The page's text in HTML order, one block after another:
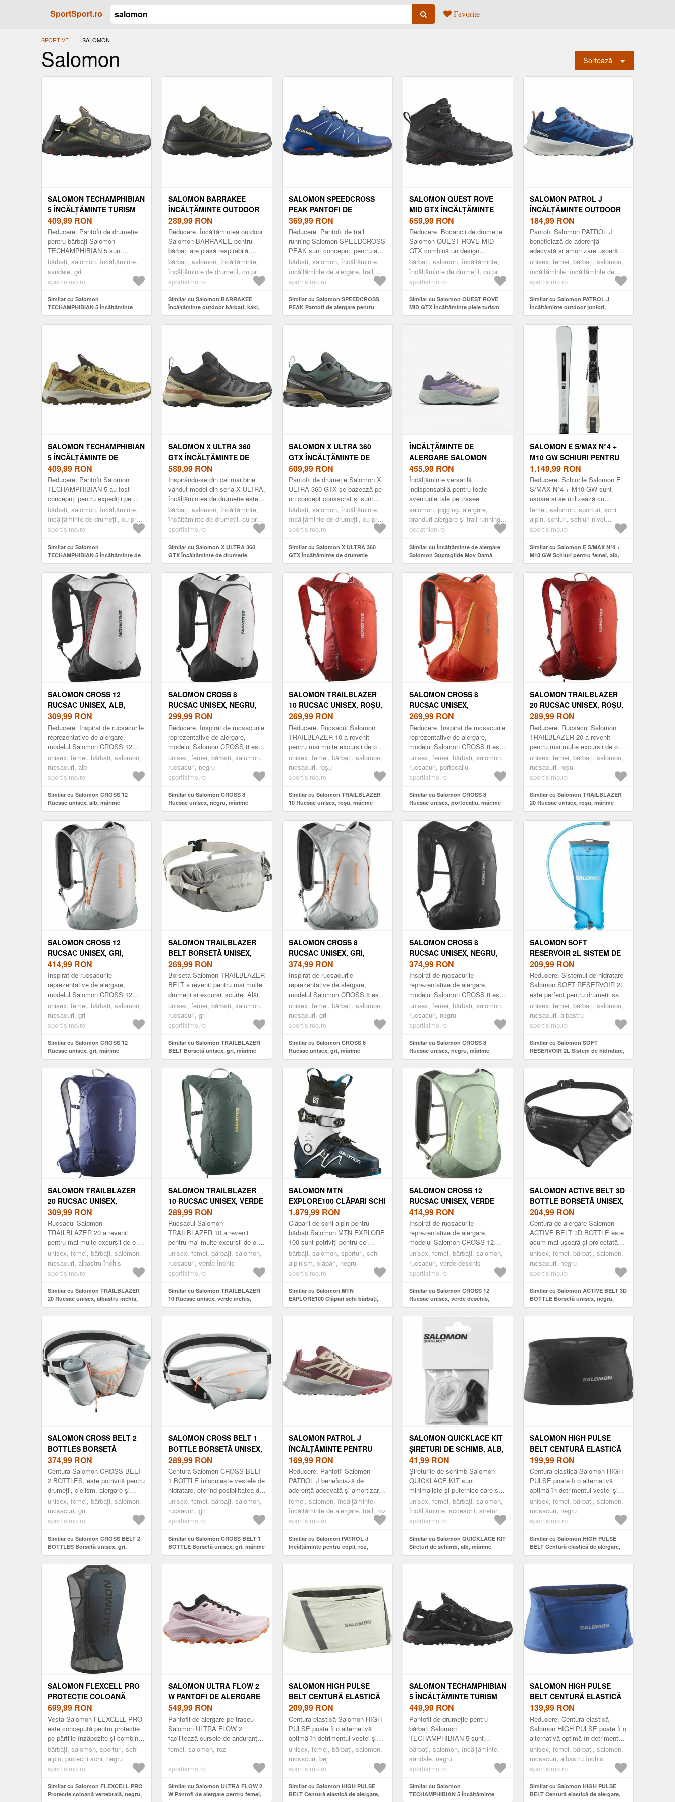
SportSport.ro Favorite
SPORTIVE ACTUAL:
SALOMON
Salomon Sortează
SALOMON TECHAMPHIBIAN
5 ÎNCĂLȚĂMINTE TURISM
BĂRBAȚI, GRI, MĂRIME 42
2/3
409,99 RON
Reducere. Pantofii de drumeție
pentru bărbați Salomon
TECHAMPHIBIAN 5 sunt
concepuți pentru expediții pe
teren umed și necunoscut. Au un
vârf întărit și o co...
bărbați, salomon, încălțăminte,
sandale, gri
sportisimo.ro
Similar cu Salomon
TECHAMPHIBIAN 5 Încălțăminte
turism bărbați, gri, mărime 42 2/3
SALOMON BARRAKEE
ÎNCĂLȚĂMINTE OUTDOOR
BĂRBAȚI, KAKI, MĂRIME 46
289,99 RON
Reducere. Încălțămintea outdoor
Salomon BARRAKEE pentru
bărbați are plasă respirabilă,
talpă exterioară aderentă
Contagrip® și tehnologie Sensifit
pentru un ...
bărbați, salomon, încălțăminte,
încălțăminte de drumeții, cu profil
redus (ghete), kaki
sportisimo.ro
Similar cu Salomon BARRAKEE
Încălțăminte outdoor bărbați, kaki,
mărime 46
SALOMON SPEEDCROSS
PEAK PANTOFI DE
ALERGARE PENTRU
BĂRBAȚI, ALBASTRU,
MĂRIME 41 1/3
369,99 RON
Reducere. Pantofii de trail
running Salomon SPEEDCROSS
PEAK sunt concepuți pentru a
proteja picioarele, indiferent de
distanță sau ritm: construcție
SensiFit...
bărbați, salomon, încălțăminte,
încălțăminte de alergare, trail,
albastru
sportisimo.ro
Similar cu Salomon SPEEDCROSS
PEAK Pantofi de alergare pentru
bărbați, albastru, mărime 41 1/3
SALOMON QUEST ROVE
MID GTX ÎNCĂLȚĂMINTE
PIELE TURISM BĂRBAȚI,
NEGRU, MĂRIME 44
659,99 RON
Reducere. Bocancii de drumeție
Salomon QUEST ROVE MID
GTX combină un design
atemporal și caracteristici
avansate. Partea superioară este
confecționată din pi...
bărbați, salomon, încălțăminte,
încălțăminte de drumeții, cu profil
înalt (bocanci), negru
sportisimo.ro
Similar cu Salomon QUEST ROVE
MID GTX Încălțăminte piele turism
bărbați, negru, mărime 44
SALOMON PATROL J
ÎNCĂLȚĂMINTE OUTDOOR
JUNIORI, ALBASTRU
ÎNCHIS, MĂRIME
184,99 RON
Pantofii Salomon PATROL J
beneficiază de aderență
adecvată și amortizare ușoară
care garantează siguranță și
confort. Sunt ideali pe terenuri de
jo...
unisex, femei, bărbați, salomon,
încălțăminte, încălțăminte de
drumeții, cu profil redus (ghete),
sportisimo.ro
Similar cu Salomon PATROL J
Încălțăminte outdoor juniori,
albastru închis, mărime
SALOMON TECHAMPHIBIAN
5 ÎNCĂLȚĂMINTE DE
DRUMEȚIE PENTRU
BĂRBAȚI, AURIU, MĂRIME
42 2/3
409,99 RON
Reducere. Pantofii Salomon
TECHAMPHIBIAN 5 au fost
concepuți pentru expediții pe
terenuri umede și necunoscute,
dispun de vârf întărit și structură
complet c...
bărbați, salomon, încălțăminte,
încălțăminte de drumeții, cu profil
redus (ghete), auriu
sportisimo.ro
Similar cu Salomon
TECHAMPHIBIAN 5 Încălțăminte de
drumeție pentru bărbați, auriu,
mărime 42 2/3
SALOMON X ULTRA 360
GTX ÎNCĂLȚĂMINTE DE
DRUMEȚIE PENTRU
BĂRBAȚI, GRI ÎNCHIS,
MĂRIME 46
589,99 RON
Inspirându-se din cel mai bine
vândut model din seria X ULTRA,
încălțămintea de drumeție este
alegerea potrivită pentru
pasionații de activități în...
bărbați, salomon, încălțăminte,
încălțăminte de drumeții, cu profil
redus (ghete), gri închis
sportisimo.ro
Similar cu Salomon X ULTRA 360
GTX Încălțăminte de drumeție
pentru bărbați, gri închis, mărime 46
SALOMON X ULTRA 360
GTX ÎNCĂLȚĂMINTE DE
DRUMEȚIE PENTRU
BĂRBAȚI, VERDE ÎNCHIS,
MĂRIME 44 2/3
609,99 RON
Pantofii de drumeție Salomon X
ULTRA 360 GTX se bazează pe
un concept consacrat și sunt
concepuți pentru distanțe lungi.
Continuă tradiția iconicul...
bărbați, salomon, încălțăminte,
încălțăminte de drumeții, cu profil
redus (ghete), verde închis
sportisimo.ro
Similar cu Salomon X ULTRA 360
GTX Încălțăminte de drumeție
pentru bărbați, verde închis, mărime
44 2/3
ÎNCĂLȚĂMINTE DE
ALERGARE SALOMON
SUPRAGLIDE MOV DAMĂ
455,99 RON
Încălțăminte versatilă
indispensabilă pentru toate
aventurile tale pe trasee.
salomon, jogging, alergare,
branduri alergare și trail running,
salomon
decathlon.ro
Similar cu Încălțăminte de alergare
Salomon Supraglide Mov Damă
SALOMON E S/MAX N°4 +
M10 GW SCHIURI PENTRU
FEMEI, ALB, MĂRIME
1.149,99 RON
Reducere. Schiurile Salomon E
S/MAX N°4 + M10 GW sunt
ușoare și se utilizează cu
ușurință, având o construcție
monococă care se inspiră din
populara serie S/...
femei, salomon, sporturi, schi
alpin, schiuri, schiuri nivel
recreațional, alb
sportisimo.ro
Similar cu Salomon E S/MAX N°4 +
M10 GW Schiuri pentru femei, alb,
mărime
SALOMON CROSS 12
RUCSAC UNISEX, ALB,
MĂRIME
309,99 RON
Reducere. Inspirat de rucsacurile
reprezentative de alergare,
modelul Salomon CROSS 12
este ideal pentru a transporta
toate lucrurile esențiale în timpul
ale...
unisex, femei, bărbați, salomon,
rucsacuri, alb
sportisimo.ro
Similar cu Salomon CROSS 12
Rucsac unisex, alb, mărime
SALOMON CROSS 8
RUCSAC UNISEX, NEGRU,
MĂRIME
299,99 RON
Reducere. Inspirat de rucsacurile
reprezentative de alergare,
modelul Salomon CROSS 8 este
ideal pentru a transporta toate
lucrurile esențiale în timpul aler...
unisex, femei, bărbați, salomon,
rucsacuri, negru
sportisimo.ro
Similar cu Salomon CROSS 8
Rucsac unisex, negru, mărime
SALOMON TRAILBLAZER
10 RUCSAC UNISEX, ROȘU,
MĂRIME
269,99 RON
Reducere. Rucsacul Salomon
TRAILBLAZER 10 a revenit
pentru mai multe excursii de o zi
și explorarea orașelor. Curele și
panoul de spate au fost
îmbunătățite ...
unisex, femei, bărbați, salomon,
rucsacuri, roșu
sportisimo.ro
Similar cu Salomon TRAILBLAZER
10 Rucsac unisex, roșu, mărime
SALOMON CROSS 8
RUCSAC UNISEX,
PORTOCALIU, MĂRIME
269,99 RON
Reducere. Inspirat de rucsacurile
reprezentative de alergare,
modelul Salomon CROSS 8 este
ideal pentru a transporta toate
lucrurile esențiale în timpul aler...
unisex, femei, bărbați, salomon,
rucsacuri, portocaliu
sportisimo.ro
Similar cu Salomon CROSS 8
Rucsac unisex, portocaliu, mărime
SALOMON TRAILBLAZER
20 RUCSAC UNISEX, ROȘU,
MĂRIME
289,99 RON
Reducere. Rucsacul Salomon
TRAILBLAZER 20 a revenit
pentru mai multe excursii de o zi
și explorarea orașelor. Curele și
panoul de spate au fost
îmbunătățite ...
unisex, femei, bărbați, salomon,
rucsacuri, roșu
sportisimo.ro
Similar cu Salomon TRAILBLAZER
20 Rucsac unisex, roșu, mărime
SALOMON CROSS 12
RUCSAC UNISEX, GRI,
MĂRIME
414,99 RON
Inspirat de rucsacurile
reprezentative de alergare,
modelul Salomon CROSS 12
este ideal pentru a transporta
toate lucrurile esențiale în timpul
ale...
unisex, femei, bărbați, salomon,
rucsacuri, gri
sportisimo.ro
Similar cu Salomon CROSS 12
Rucsac unisex, gri, mărime
SALOMON TRAILBLAZER
BELT BORSETĂ UNISEX,
GRI, MĂRIME
269,99 RON
Borseta Salomon TRAILBLAZER
BELT a revenit pentru mai multe
drumeții și excursii scurte. Alături
de catarama și sistemul de
reglare ușor de utiliza...
unisex, femei, bărbați, salomon,
rucsacuri, gri
sportisimo.ro
Similar cu Salomon TRAILBLAZER
BELT Borsetă unisex, gri, mărime
SALOMON CROSS 8
RUCSAC UNISEX, GRI,
MĂRIME
374,99 RON
Inspirat de rucsacurile
reprezentative de alergare,
modelul Salomon CROSS 8 este
ideal pentru a transporta toate
lucrurile esențiale în timpul aler...
unisex, femei, bărbați, salomon,
rucsacuri, gri
sportisimo.ro
Similar cu Salomon CROSS 8
Rucsac unisex, gri, mărime
SALOMON CROSS 8
RUCSAC UNISEX, NEGRU,
MĂRIME
374,99 RON
Inspirat de rucsacurile
reprezentative de alergare,
modelul Salomon CROSS 8 este
ideal pentru a transporta toate
lucrurile esențiale în timpul aler...
unisex, femei, bărbați, salomon,
rucsacuri, negru
sportisimo.ro
Similar cu Salomon CROSS 8
Rucsac unisex, negru, mărime
SALOMON SOFT
RESERVOIR 2L SISTEM DE
HIDRATARE, ALBASTRU,
MĂRIME
209,99 RON
Reducere. Sistemul de hidratare
Salomon SOFT RESERVOIR 2L
este perfect pentru drumeții sau
ciclism. Va menține hidratarea și
energia în mișcare și se
micșore...
unisex, femei, bărbați, salomon,
rucsacuri, albastru
sportisimo.ro
Similar cu Salomon SOFT
RESERVOIR 2L Sistem de hidratare,
albastru, mărime
SALOMON TRAILBLAZER
20 RUCSAC UNISEX,
ALBASTRU ÎNCHIS, MĂRIME
309,99 RON
Rucsacul Salomon
TRAILBLAZER 20 a revenit
pentru mai multe excursii de o zi
și explorarea orașelor. Curele și
panoul de spate au fost
îmbunătățite ...
unisex, femei, bărbați, salomon,
rucsacuri, albastru închis
sportisimo.ro
Similar cu Salomon TRAILBLAZER
20 Rucsac unisex, albastru închis,
mărime
SALOMON TRAILBLAZER
10 RUCSAC UNISEX, VERDE
ÎNCHIS, MĂRIME
289,99 RON
Rucsacul Salomon
TRAILBLAZER 10 a revenit
pentru mai multe excursii de o zi
și explorarea orașelor. Curele și
panoul de spate au fost
îmbunătățite ...
unisex, femei, bărbați, salomon,
rucsacuri, verde închis
sportisimo.ro
Similar cu Salomon TRAILBLAZER
10 Rucsac unisex, verde închis,
mărime
SALOMON MTN
EXPLORE100 CLĂPARI SCHI
BĂRBAȚI, NEGRU, MĂRIME
1.879,99 RON
Clăparii de schi alpin pentru
bărbați Salomon MTN EXPLORE
100 sunt potriviți pentru cei
pasionați de aventurile montane.
Carâmbulclăparului are o m...
bărbați, salomon, sporturi, schi
alpinism, clăpari, negru
sportisimo.ro
Similar cu Salomon MTN
EXPLORE100 Clăpari schi bărbați,
negru, mărime
SALOMON CROSS 12
RUCSAC UNISEX, VERDE
DESCHIS, MĂRIME
414,99 RON
Inspirat de rucsacurile
reprezentative de alergare,
modelul Salomon CROSS 12
este ideal pentru a transporta
toate lucrurile esențiale în timpul
ale...
unisex, femei, bărbați, salomon,
rucsacuri, verde deschis
sportisimo.ro
Similar cu Salomon CROSS 12
Rucsac unisex, verde deschis,
mărime
SALOMON ACTIVE BELT 3D
BOTTLE BORSETĂ UNISEX,
NEGRU, MĂRIME
204,99 RON
Centura de alergare Salomon
ACTIVE BELT 3D BOTTLE este
acum mai ușoară și proiectată
pentru a se potrivi perfect și a se
mișca cât mai puțin. Dator...
unisex, femei, bărbați, salomon,
rucsacuri, negru
sportisimo.ro
Similar cu Salomon ACTIVE BELT 3D
BOTTLE Borsetă unisex, negru,
mărime
SALOMON CROSS BELT 2
BOTTLES BORSETĂ
UNISEX, GRI, MĂRIME
374,99 RON
Centura Salomon CROSS BELT
2 BOTTLES, este potrivită pentru
drumeții, ciclism, alergare și
plimbări în natură, înlocuind cu
succes vesta de alergar...
unisex, femei, bărbați, salomon,
rucsacuri, gri
sportisimo.ro
Similar cu Salomon CROSS BELT 2
BOTTLES Borsetă unisex, gri,
mărime
SALOMON CROSS BELT 1
BOTTLE BORSETĂ UNISEX,
GRI, MĂRIME
289,99 RON
Centura Salomon CROSS BELT
1 BOTTLE înlocuiește vestele de
hidratare, oferind posibilitatea de
a transporta tot necesarul în jurul
taliei, pentru u...
unisex, femei, bărbați, salomon,
rucsacuri, gri
sportisimo.ro
Similar cu Salomon CROSS BELT 1
BOTTLE Borsetă unisex, gri, mărime
SALOMON PATROL J
ÎNCĂLȚĂMINTE PENTRU
COPII, ROZ, MĂRIME
169,99 RON
Reducere. Pantofii Salomon
PATROL J beneficiază de
aderență adecvată și amortizare
ușoară care garantează siguranță
și confort. Sunt ideal pentru
locurile de...
femei, salomon, încălțăminte,
încălțăminte de alergare, trail, roz
sportisimo.ro
Similar cu Salomon PATROL J
Încălțăminte pentru copii, roz,
mărime
SALOMON QUICKLACE KIT
ȘIRETURI DE SCHIMB, ALB,
MĂRIME
41,99 RON
Șireturile de schimb Salomon
QUICKLACE KIT sunt
minimaliste și puternice care se
strâng într-o singură mișcare.
Sistemul patentat Quicklace™
este c...
unisex, femei, bărbați, salomon,
încălțăminte, accesorii, șireturi,
alb
sportisimo.ro
Similar cu Salomon QUICKLACE KIT
Șireturi de schimb, alb, mărime
SALOMON HIGH PULSE
BELT CENTURĂ ELASTICĂ
DE ALERGARE, NEGRU,
MĂRIME
199,99 RON
Centura elastică Salomon HIGH
PULSE poate fi o alternativă
optimă în detrimentul vestei și
este potrivită pentru o varietate
de distanțe, până la d...
unisex, femei, bărbați, salomon,
rucsacuri, negru
sportisimo.ro
Similar cu Salomon HIGH PULSE
BELT Centură elastică de alergare,
negru, mărime
SALOMON FLEXCELL PRO
PROTECȚIE COLOANĂ
VERTEBRALĂ, NEGRU,
MĂRIME
699,99 RON
Vesta Salomon FLEXCELL PRO
este concepută pentru protecție
pe pârtiile înzăpezite și combină
fără probleme standardele înalte
de siguranță cu un de...
bărbați, salomon, sporturi, schi
alpin, protecții schi, negru
sportisimo.ro
Similar cu Salomon FLEXCELL PRO
Protecție coloană vertebrală, negru,
SALOMON ULTRA FLOW 2
W PANTOFI DE ALERGARE
PENTRU FEMEI, ROZ,
MĂRIME 42
549,99 RON
Pantofii de alergare pe traseu
Salomon ULTRA FLOW 2
facilitează cursele de anduranță
fără efort. Oferă o serie de
co...
femei, salomon, roz
sportisimo.ro
Similar cu Salomon ULTRA FLOW 2
W Pantofi de alergare pentru femei,
SALOMON HIGH PULSE
BELT CENTURĂ ELASTICĂ
DE ALERGARE, BEJ,
MĂRIME
209,99 RON
Centura elastică Salomon HIGH
PULSE poate fi o alternativă
optimă în detrimentul vestei și
este potrivită pentru o varietate
de distanțe, până la d...
unisex, femei, bărbați, salomon,
rucsacuri, bej
sportisimo.ro
Similar cu Salomon HIGH PULSE
BELT Centură elastică de alergare,
SALOMON TECHAMPHIBIAN
5 ÎNCĂLȚĂMINTE TURISM
BĂRBAȚI, NEGRU, MĂRIME
43 1/3
449,99 RON
Pantofii de drumeție pentru
bărbați Salomon
TECHAMPHIBIAN 5 sunt
concepuți pentru expediții pe
teren umed și necunoscut. Au un
vârf întărit și o co...
bărbați, salomon, încălțăminte,
sandale, negru
sportisimo.ro
Similar cu Salomon
TECHAMPHIBIAN 5 Încălțăminte
SALOMON HIGH PULSE
BELT CENTURĂ ELASTICĂ
DE ALERGARE, ALBASTRU
ÎNCHIS, MĂRIME
139,99 RON
Reducere. Centura elastică
Salomon HIGH PULSE poate fi o
alternativă optimă în detrimentul
vestei și este potrivită pentru o
varietate de distanțe, până la d...
unisex, femei, bărbați, salomon,
rucsacuri, albastru închis
sportisimo.ro
Similar cu Salomon HIGH PULSE
BELT Centură elastică de alergare,